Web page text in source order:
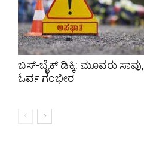
ಬಸ್-ಬೈಕ್ ಡಿಕ್ಕಿ: ಮೂವರು ಸಾವು,
ಓರ್ವ ಗಂಭೀರ